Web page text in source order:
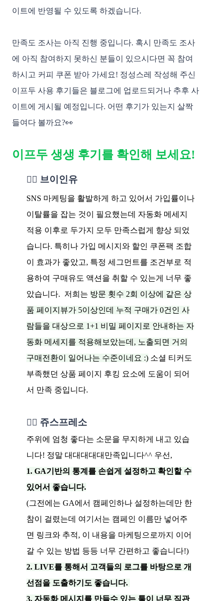
이트에 반영될 수 있도록 하겠습니다.
만족도 조사는 아직 진행 중입니다. 혹시 만족도 조사
에 아직 참여하지 못하신 분들이 있으시다면 꼭 참여
하시고 커피 쿠폰 받아 가세요! 정성스레 작성해 주신
이프두 사용 후기들은 블로그에 업로드되거나 추후 사
이트에 게시될 예정입니다. 어떤 후기가 있는지 살짝
들여다 볼까요?👀
이프두 생생 후기를 확인해 보세요!
❤️‍🔥 브이인유
SNS 마케팅을 활발하게 하고 있어서 가입률이나
이탈률을 잡는 것이 필요했는데 자동화 메세지
적용 이후로 두가지 모두 만족스럽게 향상 되었
습니다. 특히나 가입 메시지와 할인 쿠폰팩 조합
이 효과가 좋았고, 특정 세그먼트를 조건부로 적
용하여 구매유도 액션을 취할 수 있는게 너무 좋
았습니다. 저희는 방문 횟수 2회 이상에 같은 상
품 페이지뷰가 5이상인데 누적 구매가 0건인 사
람들을 대상으로 1+1 비밀 페이지로 안내하는 자
동화 메세지를 적용해보았는데, 노출되면 거의
구매전환이 일어나는 수준이네요 :) 소셜 티커도
부족했던 상품 페이지 후킹 요소에 도움이 되어
서 만족 중입니다.
👍🏻 쥬스프레소
주위에 엄청 좋다는 소문을 무지하게 내고 있습
니다! 정말 대대대대대만족입니다^^ 우선,
1. GA기반의 통계를 손쉽게 설정하고 확인할 수
있어서 좋습니다.
(그전에는 GA에서 캠페인하나 설정하는데만 한
참이 걸렸는데 여기서는 캠페인 이름만 넣어주
면 링크와 추적, 이 내용을 마케팅으로까지 이어
갈 수 있는 방법 등등 너무 간편하고 좋습니다!)
2. LIVE를 통해서 고객들의 로그를 바탕으로 개
선점을 도출하기도 좋습니다.
3. 자동화 메시지를 만들수 있는 툴이 너무 직관